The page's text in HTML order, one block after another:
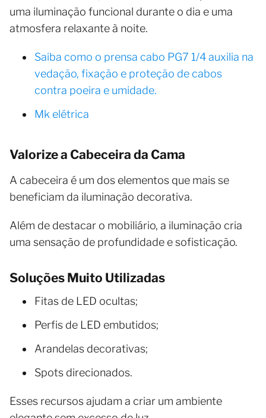
uma iluminação funcional durante o dia e uma
atmosfera relaxante à noite.
Saiba como o prensa cabo PG7 1/4 auxilia na
vedação, fixação e proteção de cabos
contra poeira e umidade.
Mk elétrica
Valorize a Cabeceira da Cama
A cabeceira é um dos elementos que mais se
beneficiam da iluminação decorativa.
Além de destacar o mobiliário, a iluminação cria
uma sensação de profundidade e sofisticação.
Soluções Muito Utilizadas
Fitas de LED ocultas;
Perfis de LED embutidos;
Arandelas decorativas;
Spots direcionados.
Esses recursos ajudam a criar um ambiente